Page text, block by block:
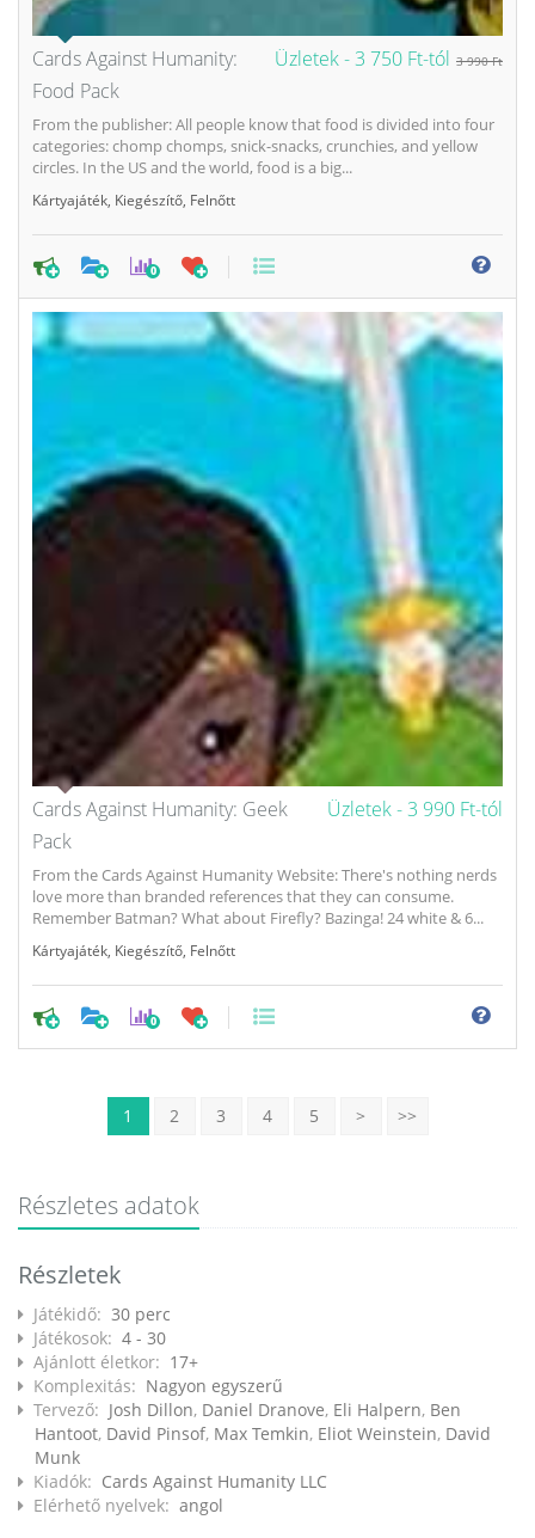
Üzletek -3 750 Ft-tól 3 990 Ft
Cards Against Humanity:
Food Pack
From the publisher: All people know that food is divided into four
categories: chomp chomps, snick-snacks, crunchies, and yellow
circles. In the US and the world, food is a big...
Kártyajáték Kiegészítő Felnőtt
0
Üzletek -3 990 Ft-tól
Cards Against Humanity: Geek
Pack
From the Cards Against Humanity Website: There's nothing nerds
love more than branded references that they can consume.
Remember Batman? What about Firefly? Bazinga! 24 white & 6...
Kártyajáték Kiegészítő Felnőtt
0
1 2 3 4 5 > >>
Részletes adatok
Részletek
Játékidő: 30 perc
Játékosok: 4 - 30
Ajánlott életkor: 17+
Komplexitás: Nagyon egyszerű
Tervező: Josh Dillon, Daniel Dranove, Eli Halpern, Ben
Hantoot, David Pinsof, Max Temkin, Eliot Weinstein, David
Munk
Kiadók: Cards Against Humanity LLC
Elérhető nyelvek: angol